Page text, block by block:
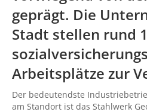
geprägt. Die
Stadt stellen rund
Arbeitsplätze zur
Der bedeutendste
am Standort ist das Stahlwerk